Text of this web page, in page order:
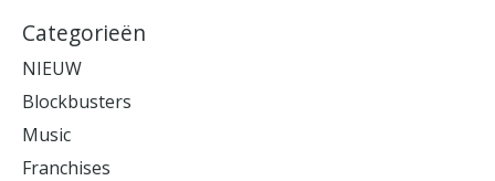
Categorieën
NIEUW
Blockbusters
Music
Franchises